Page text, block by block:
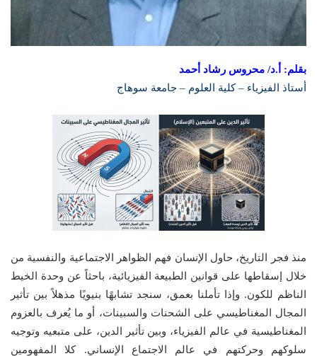
بقلم: أ.د/ محروس رشاد أحمد
أستاذ الفيزياء – كلية العلوم – جامعة سوهاج
منذ فجر التاريخ، حاول الإنسان فهم الظواهر الاجتماعية والنفسية من
خلال إسقاطها على قوانين الطبيعة الفيزيائية، باحثاً عن وحدة الخيط
الناظم للكون. وإذا تأملنا بعمق، سنجد تشابهًا بنيويًا مذهلاً بين تأثير
المجال المغناطيسي على الشحنات والسبينات، أو ما يُعرف بالعزوم
المغناطيسية في عالم الفيزياء، وبين تأثير الدين، على متبعيه وتوجيه
سلوكهم وحركتهم في عالم الاجتماع الإنساني. كلا المفهومين